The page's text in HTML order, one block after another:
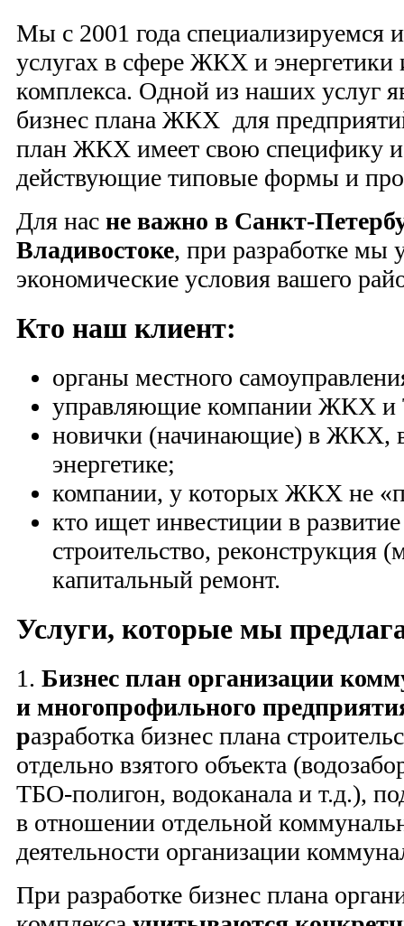
Мы с 2001 года специализируемся
услугах в сфере ЖКХ и энергетики
комплекса. Одной из наших услуг
бизнес плана ЖКХ для
план ЖКХ имеет свою специфику и
действующие типовые формы и
Для нас не важно в Санкт-
Владивостоке, при разработке мы
экономические условия вашего
Кто наш клиент:
органы местного
управляющие компании ЖКХ
новички (начинающие) в ЖКХ,
энергетике;
компании, у которых ЖКХ не
кто ищет инвестиции в
строительство, реконструкция
капитальный ремонт.
Услуги, которые мы
1. Бизнес план организации
и многопрофильного
разработка бизнес плана
отдельно взятого объекта
ТБО-полигон, водоканала и т.д.),
в отношении отдельной
деятельности организации
При разработке бизнес плана